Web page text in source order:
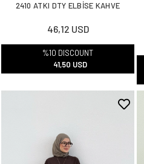
2410 ATKI DTY ELBİSE KAHVE
46,12 USD
%10 DISCOUNT
41,50 USD